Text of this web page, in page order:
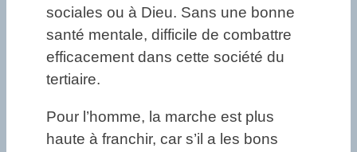
sociales ou à Dieu. Sans une bonne
santé mentale, difficile de combattre
efficacement dans cette société du
tertiaire.
Pour l’homme, la marche est plus
haute à franchir, car s’il a les bons